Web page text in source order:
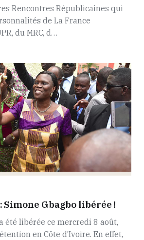
Rencontres Républicaines qui
de La France
du MRC, d…
Simone Gbagbo libérée !
été libérée ce mercredi 8 août,
en Côte d’Ivoire. En effet,